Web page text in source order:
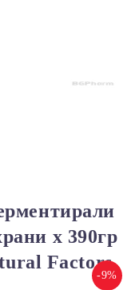
х 390гр
Factors
-9%